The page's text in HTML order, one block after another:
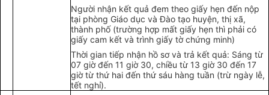
Người nhận kết quả đem theo giấy hẹn đến nộp
tại phòng Giáo dục và Đào tạo huyện, thị xã,
thành phố (trường hợp mất giấy hẹn thì phải có
giấy cam kết và trình giấy tờ chứng minh)
Thời gian tiếp nhận hồ sơ và trả kết quả: Sáng từ
07 giờ đến 11 giờ 30, chiều từ 13 giờ 30 đến 17
giờ từ thứ hai đến thứ sáu hàng tuần (trừ ngày lễ,
tết nghỉ).